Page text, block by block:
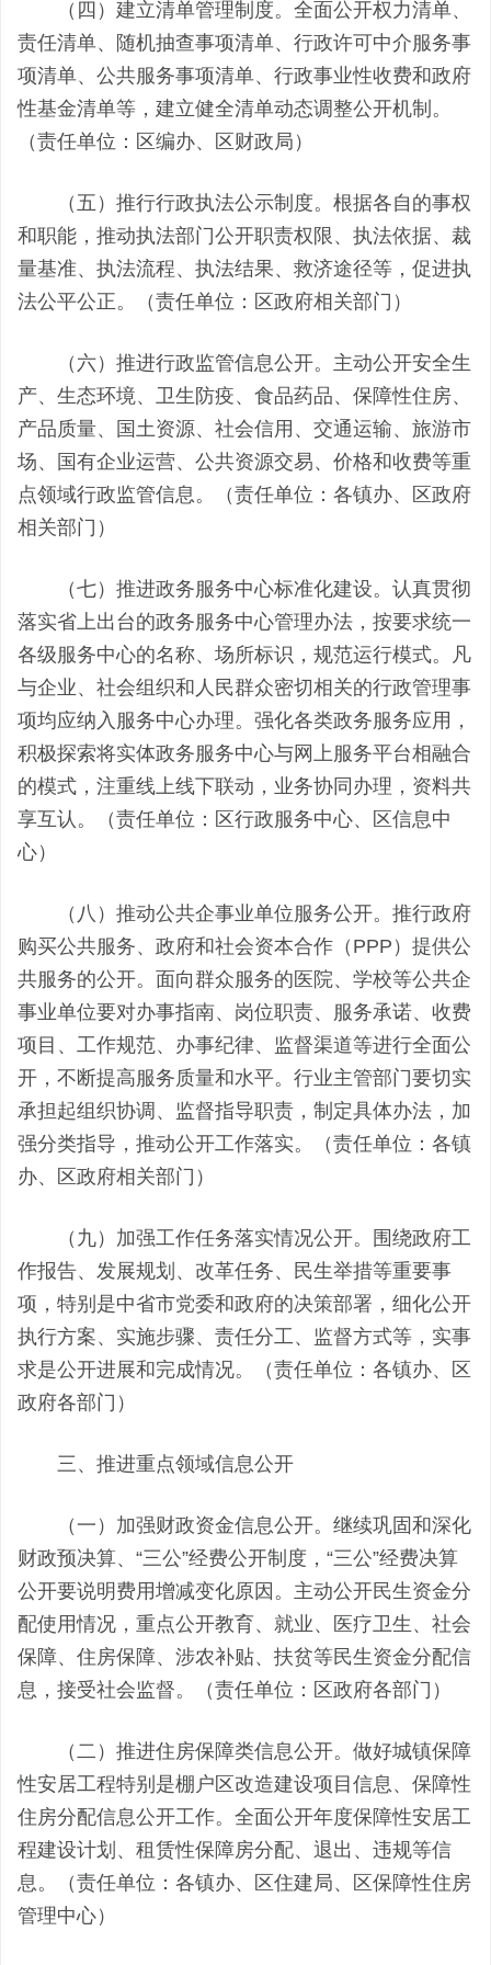
（四）建立清单管理制度。全面公开权力清单、
责任清单、随机抽查事项清单、行政许可中介服务事
项清单、公共服务事项清单、行政事业性收费和政府
性基金清单等，建立健全清单动态调整公开机制。
（责任单位：区编办、区财政局）
（五）推行行政执法公示制度。根据各自的事权
和职能，推动执法部门公开职责权限、执法依据、裁
量基准、执法流程、执法结果、救济途径等，促进执
法公平公正。（责任单位：区政府相关部门）
（六）推进行政监管信息公开。主动公开安全生
产、生态环境、卫生防疫、食品药品、保障性住房、
产品质量、国土资源、社会信用、交通运输、旅游市
场、国有企业运营、公共资源交易、价格和收费等重
点领域行政监管信息。（责任单位：各镇办、区政府
相关部门）
（七）推进政务服务中心标准化建设。认真贯彻
落实省上出台的政务服务中心管理办法，按要求统一
各级服务中心的名称、场所标识，规范运行模式。凡
与企业、社会组织和人民群众密切相关的行政管理事
项均应纳入服务中心办理。强化各类政务服务应用，
积极探索将实体政务服务中心与网上服务平台相融合
的模式，注重线上线下联动，业务协同办理，资料共
享互认。（责任单位：区行政服务中心、区信息中
心）
（八）推动公共企事业单位服务公开。推行政府
购买公共服务、政府和社会资本合作（PPP）提供公
共服务的公开。面向群众服务的医院、学校等公共企
事业单位要对办事指南、岗位职责、服务承诺、收费
项目、工作规范、办事纪律、监督渠道等进行全面公
开，不断提高服务质量和水平。行业主管部门要切实
承担起组织协调、监督指导职责，制定具体办法，加
强分类指导，推动公开工作落实。（责任单位：各镇
办、区政府相关部门）
（九）加强工作任务落实情况公开。围绕政府工
作报告、发展规划、改革任务、民生举措等重要事
项，特别是中省市党委和政府的决策部署，细化公开
执行方案、实施步骤、责任分工、监督方式等，实事
求是公开进展和完成情况。（责任单位：各镇办、区
政府各部门）
三、推进重点领域信息公开
（一）加强财政资金信息公开。继续巩固和深化
财政预决算、“三公”经费公开制度，“三公”经费决算
公开要说明费用增减变化原因。主动公开民生资金分
配使用情况，重点公开教育、就业、医疗卫生、社会
保障、住房保障、涉农补贴、扶贫等民生资金分配信
息，接受社会监督。（责任单位：区政府各部门）
（二）推进住房保障类信息公开。做好城镇保障
性安居工程特别是棚户区改造建设项目信息、保障性
住房分配信息公开工作。全面公开年度保障性安居工
程建设计划、租赁性保障房分配、退出、违规等信
息。（责任单位：各镇办、区住建局、区保障性住房
管理中心）